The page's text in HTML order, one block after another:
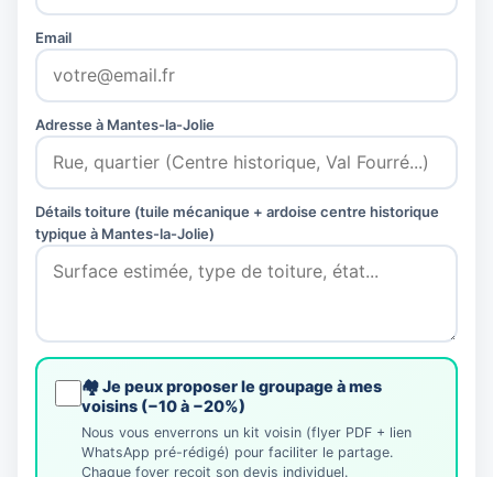
Email
Adresse à Mantes-la-Jolie
Détails toiture (tuile mécanique + ardoise centre historique
typique à Mantes-la-Jolie)
🏘️ Je peux proposer le groupage à mes
voisins (−10 à −20%)
Nous vous enverrons un kit voisin (flyer PDF + lien
WhatsApp pré-rédigé) pour faciliter le partage.
Chaque foyer reçoit son devis individuel.